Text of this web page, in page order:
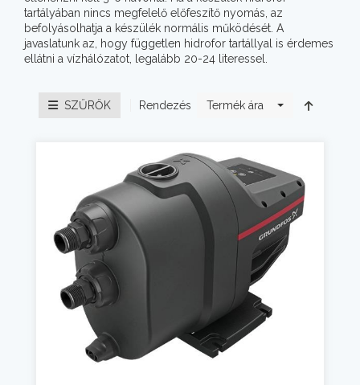
tartályában nincs megfelelő előfeszítő nyomás, az
befolyásolhatja a készülék normális működését. A
javaslatunk az, hogy független hidrofor tartállyal is érdemes
ellátni a vízhálózatot, legalább 20-24 literessel.
SZŰRŐK Rendezés Termék ára